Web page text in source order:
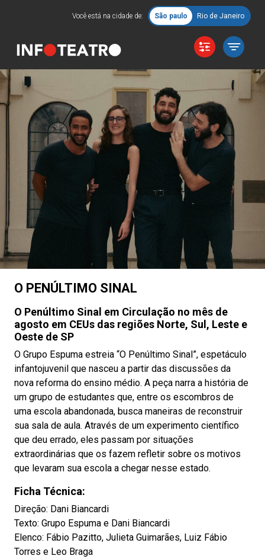
Você está na cidade de: São paulo Rio de Janeiro
O PENÚLTIMO SINAL
O Penúltimo Sinal em Circulação no mês de
agosto em CEUs das regiões Norte, Sul, Leste e
Oeste de SP
O Grupo Espuma estreia “O Penúltimo Sinal”, espetáculo
infantojuvenil que nasceu a partir das discussões da
nova reforma do ensino médio. A peça narra a história de
um grupo de estudantes que, entre os escombros de
uma escola abandonada, busca maneiras de reconstruir
sua sala de aula. Através de um experimento científico
que deu errado, eles passam por situações
extraordinárias que os fazem refletir sobre os motivos
que levaram sua escola a chegar nesse estado.
Ficha Técnica:
Direção: Dani Biancardi
Texto: Grupo Espuma e Dani Biancardi
Elenco: Fábio Pazitto, Julieta Guimarães, Luiz Fábio
Torres e Leo Braga